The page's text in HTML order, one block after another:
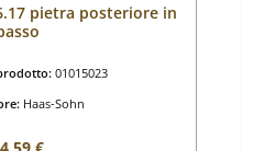
pietra posteriore in
01015023
Haas-Sohn
normale: